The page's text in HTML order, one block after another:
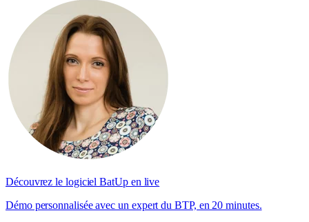
Découvrez le logiciel BatUp en live
Démo personnalisée avec un expert du BTP, en 20 minutes.